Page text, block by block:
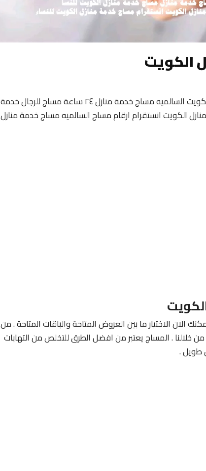
الكويت
مساج منزلى الكويت 24 ساعة فلبيني مساج الكويت السالميه مساج خدمة منازل ٢٤ ساعة مساج للرجال خدمة
الكويت انستقرام ارقام مساج السالميه مساج خدمة منازل
الان الاختيار ما بين العروض المتاحة والباقات المتاحة . من
خلالنا . المساج يعتبر من افضل الطرق للتخلص من التهابات
طويل .